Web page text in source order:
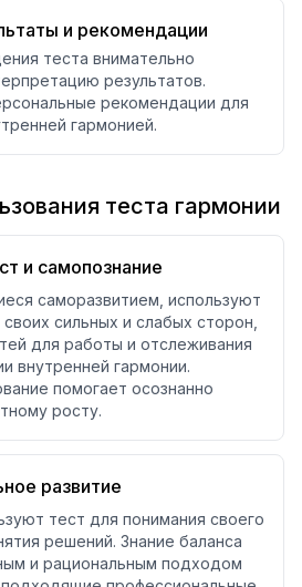
и рекомендации
теста внимательно
результатов.
рекомендации для
гармонией.
теста гармонии
и самопознание
саморазвитием, используют
сильных и слабых сторон,
для работы и отслеживания
внутренней гармонии.
помогает осознанно
росту.
развитие
тест для понимания своего
решений. Знание баланса
и рациональным подходом